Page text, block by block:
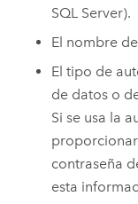
SQL Server).
El nombre
El tipo de
de datos o
Si se usa la
contraseña
esta